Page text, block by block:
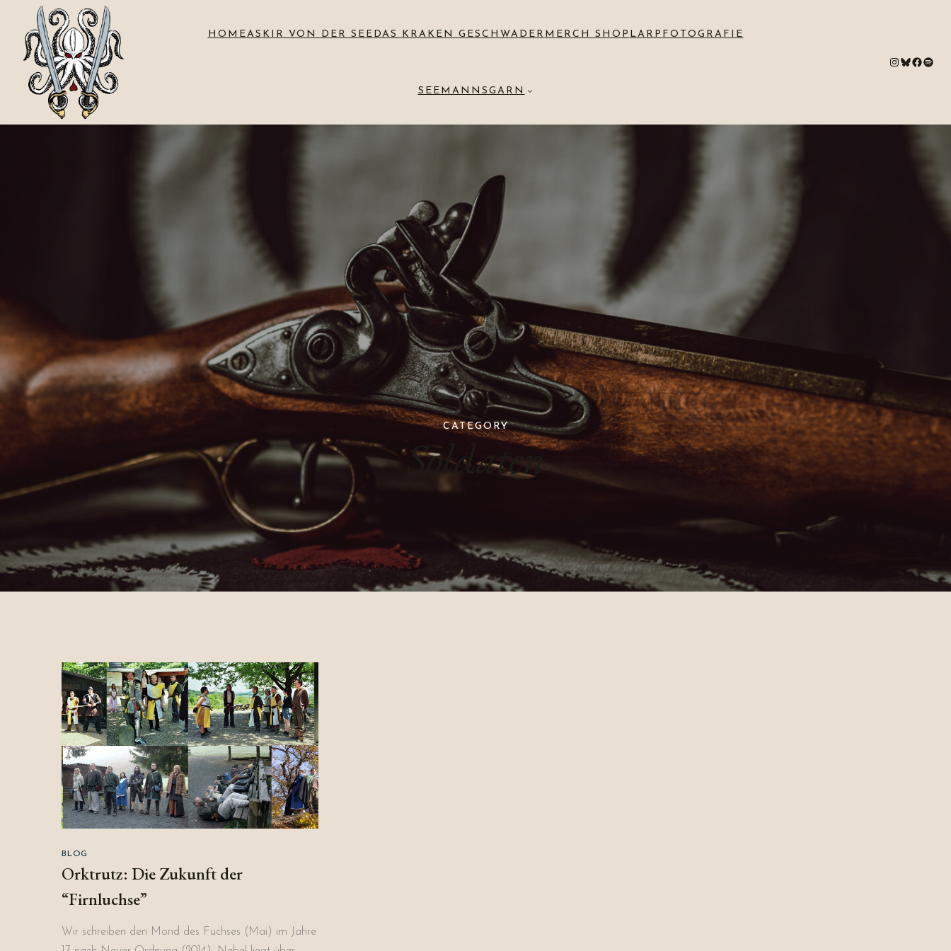
HOMEASKIR VON DER SEE DAS KRAKEN GESCHWADER MERCH SHOP LARPFOTOGRAFIE
SEEMANNSGARN
# Bluesky # Spotify
CATEGORY
Soldaten
BLOG
Orktrutz: Die Zukunft der
“Firnluchse”
Wir schreiben den Mond des Fuchses (Mai) im Jahre